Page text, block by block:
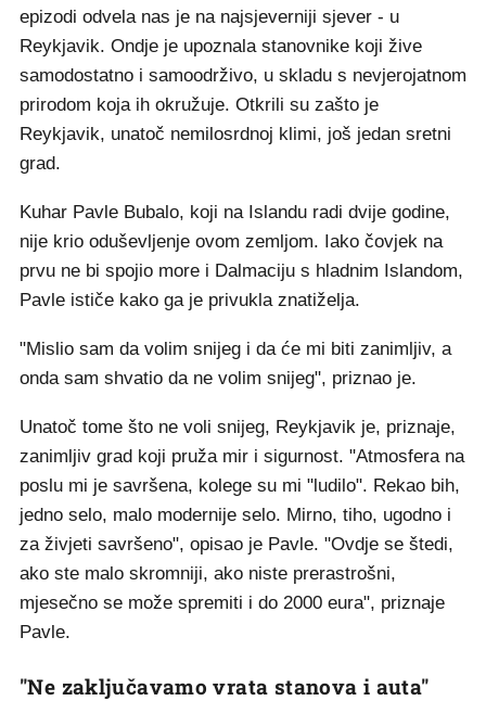
epizodi odvela nas je na najsjeverniji sjever - u
Reykjavik. Ondje je upoznala stanovnike koji žive
samodostatno i samoodrživo, u skladu s nevjerojatnom
prirodom koja ih okružuje. Otkrili su zašto je
Reykjavik, unatoč nemilosrdnoj klimi, još jedan sretni
grad.
Kuhar Pavle Bubalo, koji na Islandu radi dvije godine,
nije krio oduševljenje ovom zemljom. Iako čovjek na
prvu ne bi spojio more i Dalmaciju s hladnim Islandom,
Pavle ističe kako ga je privukla znatiželja.
"Mislio sam da volim snijeg i da će mi biti zanimljiv, a
onda sam shvatio da ne volim snijeg", priznao je.
Unatoč tome što ne voli snijeg, Reykjavik je, priznaje,
zanimljiv grad koji pruža mir i sigurnost. "Atmosfera na
poslu mi je savršena, kolege su mi "ludilo". Rekao bih,
jedno selo, malo modernije selo. Mirno, tiho, ugodno i
za živjeti savršeno", opisao je Pavle. "Ovdje se štedi,
ako ste malo skromniji, ako niste prerastrošni,
mjesečno se može spremiti i do 2000 eura", priznaje
Pavle.
"Ne zaključavamo vrata stanova i auta"